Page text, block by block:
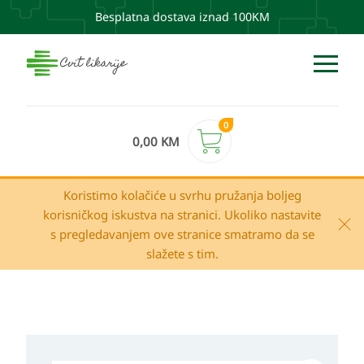
Besplatna dostava iznad 100KM
0,00 KM
0
Koristimo kolačiće u svrhu pružanja boljeg
korisničkog iskustva na stranici. Ukoliko nastavite
s pregledavanjem ove stranice smatramo da se
slažete s tim.